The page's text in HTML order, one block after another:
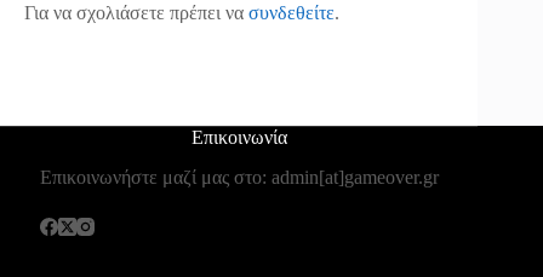
Για να σχολιάσετε πρέπει να συνδεθείτε.
Επικοινωνία
Επικοινωνήστε μαζί μας στο: admin[at]gameover.gr